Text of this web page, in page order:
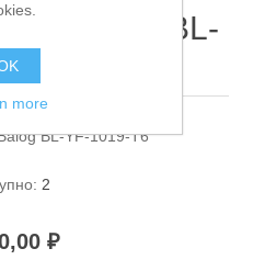
X-Balog BL-
T6
BL-YF-1019-T6
2
₽
more